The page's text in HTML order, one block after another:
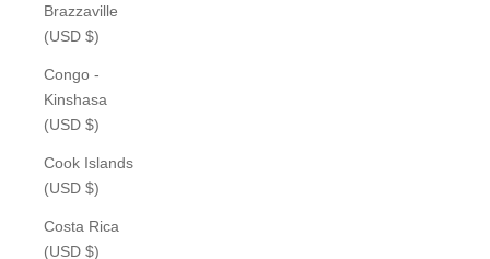
Brazzaville
(USD $)
Congo -
Kinshasa
(USD $)
Cook Islands
(USD $)
Costa Rica
(USD $)